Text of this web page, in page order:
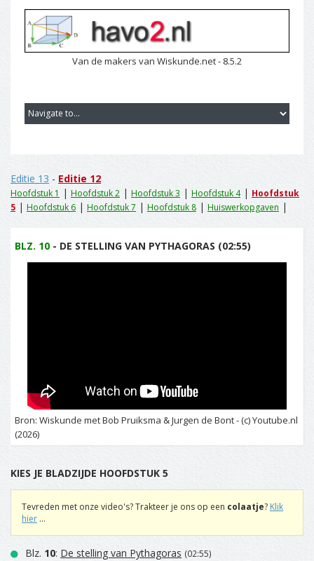
Van de makers van Wiskunde.net - 8.5.2
Editie 13 - Editie 12
Hoofdstuk 1 | Hoofdstuk 2 | Hoofdstuk 3 | Hoofdstuk 4| Hoofdstuk
5 | Hoofdstuk 6 | Hoofdstuk 7 | Hoofdstuk 8 | Huiswerkopgaven |
BLZ. 10 - DE STELLING VAN PYTHAGORAS (02:55)
Bron: Wiskunde met Bob Pruiksma & Jurgen de Bont - (c) Youtube.nl
(2026)
KIES JE BLADZIJDE HOOFDSTUK 5
Tevreden met onze video's? Trakteer je ons op een colaatje? Klik
hier ...
Blz. 10: De stelling van Pythagoras (02:55)